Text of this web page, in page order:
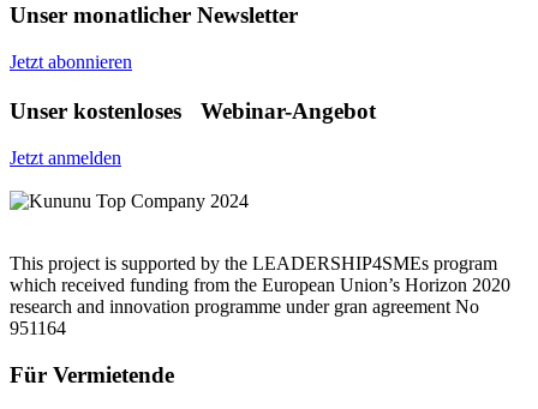
Unser monatlicher Newsletter
Jetzt abonnieren
Unser kostenloses Webinar-Angebot
Jetzt anmelden
This project is supported by the LEADERSHIP4SMEs program
which received funding from the European Union’s Horizon 2020
research and innovation programme under gran agreement No
951164
Für Vermietende